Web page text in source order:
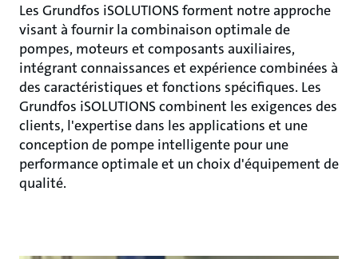
Les Grundfos iSOLUTIONS forment notre approche
visant à fournir la combinaison optimale de
pompes, moteurs et composants auxiliaires,
intégrant connaissances et expérience combinées à
des caractéristiques et fonctions spécifiques. Les
Grundfos iSOLUTIONS combinent les exigences des
clients, l'expertise dans les applications et une
conception de pompe intelligente pour une
performance optimale et un choix d'équipement de
qualité.